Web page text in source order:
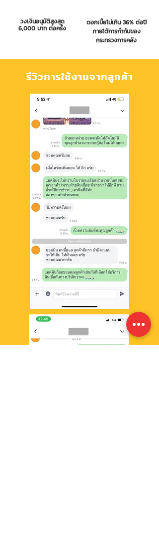
วงเงินอนุมัติสูงสุด
6,000 บาท ต่อครั้ง
ดอกเบี้ยไม่เกิน 36% ต่อปี
ภายใต้การกำกับของ
กระทรวงการคลัง
รีวิวการใช้งานจากลูกค้า